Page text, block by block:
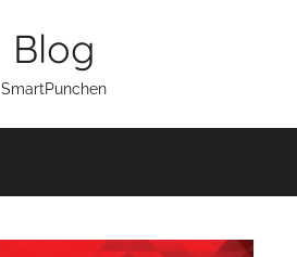
Blog
SmartPunchen